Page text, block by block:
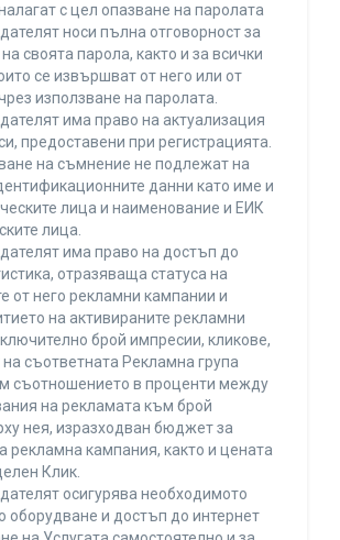
с цел опазване на паролата
носи пълна отговорност за
своята парола, както и за всички
се извършват от него или от
използване на паролата.
има право на актуализация
предоставени при регистрацията.
на съмнение не подлежат на
данни като име и
лица и наименование и ЕИК
лица.
има право на достъп до
отразяваща статуса на
от него рекламни кампании и
на активираните рекламни
брой импресии, кликове,
съответната Рекламна група
съотношението в проценти между
на рекламата към брой
нея, изразходван бюджет за
рекламна кампания, както и цената
Клик.
осигурява необходимото
оборудване и достъп до интернет